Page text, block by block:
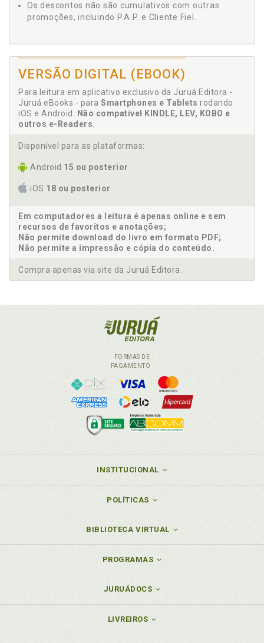
Os descontos não são cumulativos com outras
promoções, incluindo P.A.P. e Cliente Fiel.
VERSÃO DIGITAL (EBOOK)
Para leitura em aplicativo exclusivo da Juruá Editora -
Juruá eBooks - para Smartphones e Tablets rodando
iOS e Android.
Não compatível KINDLE, LEV, KOBO e
outros e-Readers
Disponível para as plataformas:
Android 15 ou posterior
iOS 18 ou posterior
Em computadores a leitura é apenas online e sem
recursos de favoritos e anotações;
Não permite download do livro em formato PDF;
Não permite a impressão e cópia do conteúdo.
Compra apenas via site da Juruá Editora.
FORMAS DE
PAGAMENTO
INSTITUCIONAL
POLÍTICAS
BIBLIOTECA VIRTUAL
PROGRAMAS
JURUÁDOCS
LIVREIROS